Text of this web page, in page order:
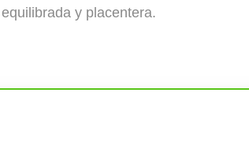
y placentera.